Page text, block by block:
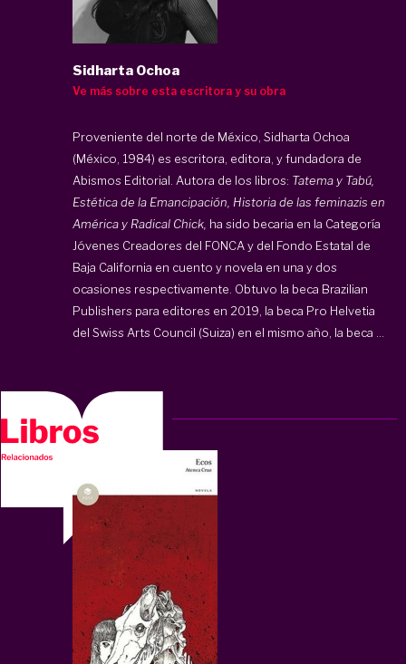
Sidharta Ochoa
Ve más sobre esta escritora y su obra
Proveniente del norte de México, Sidharta Ochoa
(México, 1984) es escritora, editora, y fundadora de
Abismos Editorial. Autora de los libros: Tatema y Tabú,
Estética de la Emancipación, Historia de las feminazis en
América y Radical Chick, ha sido becaria en la Categoría
Jóvenes Creadores del FONCA y del Fondo Estatal de
Baja California en cuento y novela en una y dos
ocasiones respectivamente. Obtuvo la beca Brazilian
Publishers para editores en 2019, la beca Pro Helvetia
del Swiss Arts Council (Suiza) en el mismo año, la beca ...